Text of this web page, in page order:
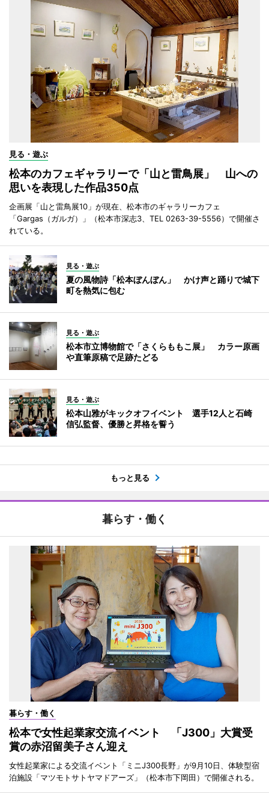
見る・遊ぶ
松本のカフェギャラリーで「山と雷鳥展」 山への
思いを表現した作品350点
企画展「山と雷鳥展10」が現在、松本市のギャラリーカフェ
「Gargas（ガルガ）」（松本市深志3、TEL 0263-39-5556）で開催さ
れている。
見る・遊ぶ
夏の風物詩「松本ぼんぼん」 かけ声と踊りで城下
町を熱気に包む
見る・遊ぶ
松本市立博物館で「さくらももこ展」 カラー原画
や直筆原稿で足跡たどる
見る・遊ぶ
松本山雅がキックオフイベント 選手12人と石崎
信弘監督、優勝と昇格を誓う
もっと見る
暮らす・働く
暮らす・働く
松本で女性起業家交流イベント 「J300」大賞受
賞の赤沼留美子さん迎え
女性起業家による交流イベント「ミニJ300長野」が9月10日、体験型宿
泊施設「マツモトサトヤマドアーズ」（松本市下岡田）で開催される。